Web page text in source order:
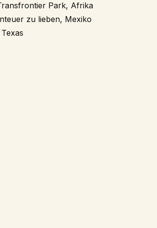
Park, Afrika
zu lieben, Mexiko